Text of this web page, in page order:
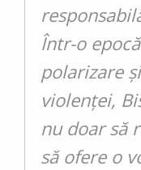
Într-o
polarizare
violenței,
nu doar să
să ofere o